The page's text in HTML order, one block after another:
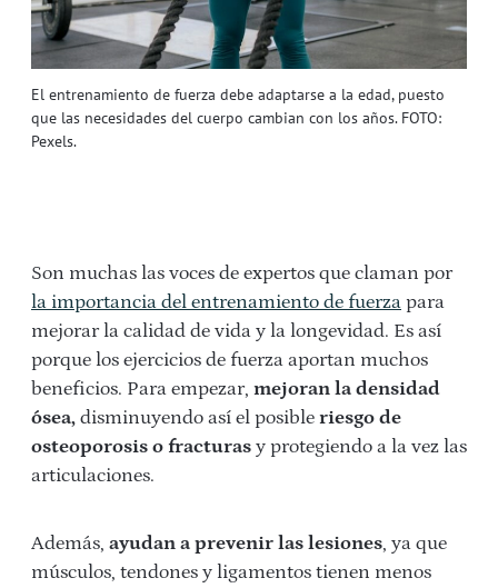
El entrenamiento de fuerza debe adaptarse a la edad, puesto
que las necesidades del cuerpo cambian con los años. FOTO:
Pexels.
Son muchas las voces de expertos que claman por
la importancia del entrenamiento de fuerza para
mejorar la calidad de vida y la longevidad. Es así
porque los ejercicios de fuerza aportan muchos
beneficios. Para empezar, mejoran la densidad
ósea, disminuyendo así el posible riesgo de
osteoporosis o fracturas y protegiendo a la vez las
articulaciones.
Además, ayudan a prevenir las lesiones, ya que
músculos, tendones y ligamentos tienen menos